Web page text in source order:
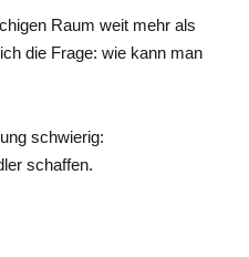
Raum weit mehr als
die Frage: wie kann man
schwierig:
schaffen.